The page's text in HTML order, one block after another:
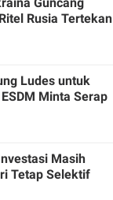
Rusia Tertekan
Ludes untuk
Minta Serap
Masih
Tetap Selektif